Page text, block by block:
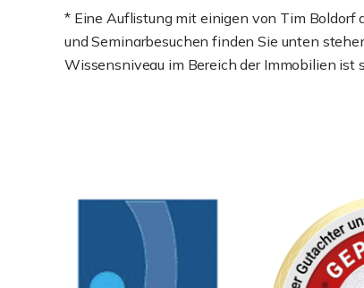
* Eine Auflistung mit einigen von Tim Boldorf
und Seminarbesuchen finden Sie unten
Wissensniveau im Bereich der Immobilien ist